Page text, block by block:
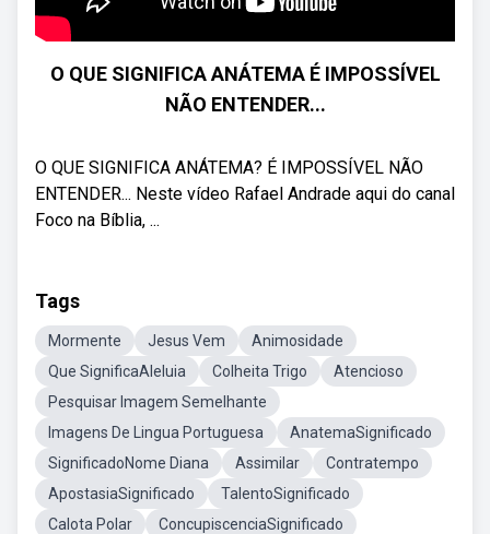
O QUE SIGNIFICA ANÁTEMA É IMPOSSÍVEL
NÃO ENTENDER...
O QUE SIGNIFICA ANÁTEMA? É IMPOSSÍVEL NÃO
ENTENDER... Neste vídeo Rafael Andrade aqui do canal
Foco na Bíblia, ...
Tags
Mormente Jesus Vem
Animosidade
Que SignificaAleluia
Colheita Trigo
Atencioso
Pesquisar Imagem Semelhante
Imagens De Lingua Portuguesa
AnatemaSignificado
SignificadoNome Diana
Assimilar
Contratempo
ApostasiaSignificado
TalentoSignificado
Calota Polar
ConcupiscenciaSignificado